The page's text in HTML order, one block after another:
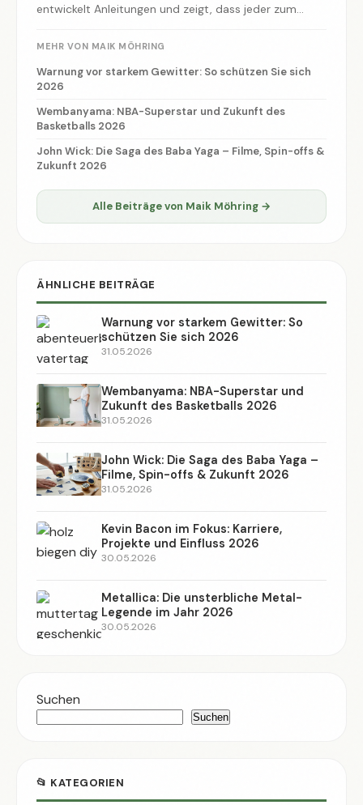
entwickelt Anleitungen und zeigt, dass jeder zum
MEHR VON MAIK MÖHRING
Warnung vor starkem Gewitter: So schützen Sie sich
2026
Wembanyama: NBA-Superstar und Zukunft des
Basketballs 2026
John Wick: Die Saga des Baba Yaga – Filme, Spin-offs &
Zukunft 2026
Alle Beiträge von Maik Möhring →
ÄHNLICHE BEITRÄGE
Warnung vor starkem Gewitter: So
schützen Sie sich 2026
31.05.2026
Wembanyama: NBA-Superstar und
Zukunft des Basketballs 2026
31.05.2026
John Wick: Die Saga des Baba Yaga –
Filme, Spin-offs & Zukunft 2026
31.05.2026
Kevin Bacon im Fokus: Karriere,
Projekte und Einfluss 2026
30.05.2026
Metallica: Die unsterbliche Metal-
Legende im Jahr 2026
30.05.2026
Suchen
Suchen
📂 KATEGORIEN